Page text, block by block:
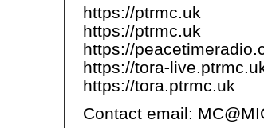
https://ptrmc.uk
https://ptrmc.uk
https://
https://tora-
https://tora.ptrmc.uk
Contact email: